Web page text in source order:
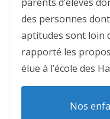
des personnes
aptitudes sont loin
rapporté les
élue à l’école des
Nos